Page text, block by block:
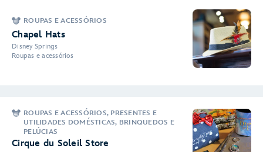
ROUPAS E ACESSÓRIOS
Chapel Hats
Disney Springs
Roupas e acessórios
ROUPAS E ACESSÓRIOS, PRESENTES E
UTILIDADES DOMÉSTICAS, BRINQUEDOS E
PELÚCIAS
Cirque du Soleil Store